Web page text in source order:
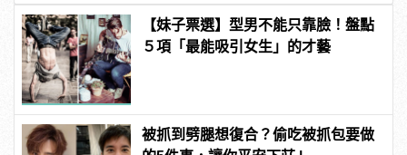
【妹子票選】型男不能只靠臉！盤點
５項「最能吸引女生」的才藝
被抓到劈腿想復合？偷吃被抓包要做